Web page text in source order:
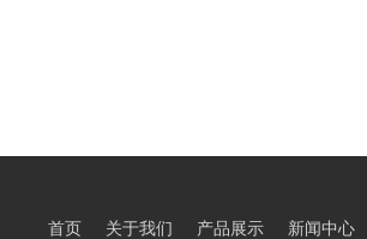
首页 关于我们 产品展示 新闻中心